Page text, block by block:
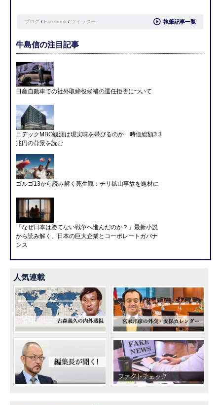
ブログ / Facebook / ツイッター 執筆記事一覧
牛島信の注目記事
日産自動車での社外取締役候補の選任拒否について
ニデックMBO観測は現実味を帯びるのか 時価総額3.3
兆円の背景を読む
ゴルゴ13から読み解く死生観：チリ鉱山事故を題材に
「なぜ日本は勝てない戦争へ進んだのか？」最新小説
から読み解く、日本の巨大企業とコーポレートガバナ
ンス
人気連載